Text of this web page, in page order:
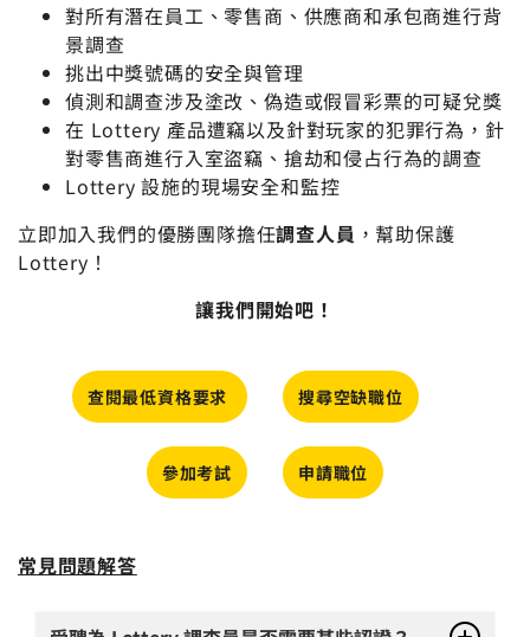
對所有潛在員工、零售商、供應商和承包商進行背
景調查
挑出中獎號碼的安全與管理
偵測和調查涉及塗改、偽造或假冒彩票的可疑兌獎
在 Lottery 產品遭竊以及針對玩家的犯罪行為，針
對零售商進行入室盜竊、搶劫和侵占行為的調查
Lottery 設施的現場安全和監控
立即加入我們的優勝團隊擔任調查人員 ，幫助保護
Lottery！
讓我們開始吧！
查閱最低資格要求
參加考試
搜尋空缺職位
申請職位
常見問題解答